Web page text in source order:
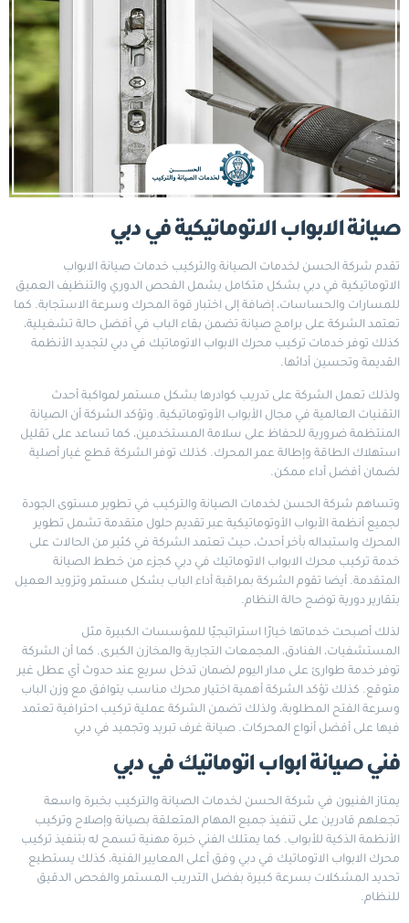
صيانة الابواب الاتوماتيكية في دبي
تقدم شركة الحسن لخدمات الصيانة والتركيب خدمات صيانة الابواب
الاتوماتيكية في دبي بشكل متكامل يشمل الفحص الدوري والتنظيف العميق
للمسارات والحساسات، إضافة إلى اختبار قوة المحرك وسرعة الاستجابة. كما
تعتمد الشركة على برامج صيانة تضمن بقاء الباب في أفضل حالة تشغيلية،
كذلك توفر خدمات تركيب محرك الابواب الاتوماتيك في دبي لتجديد الأنظمة
القديمة وتحسين أدائها.
ولذلك تعمل الشركة على تدريب كوادرها بشكل مستمر لمواكبة أحدث
التقنيات العالمية في مجال الأبواب الأوتوماتيكية. وتؤكد الشركة أن الصيانة
المنتظمة ضرورية للحفاظ على سلامة المستخدمين، كما تساعد على تقليل
استهلاك الطاقة وإطالة عمر المحرك. كذلك توفر الشركة قطع غيار أصلية
لضمان أفضل أداء ممكن.
وتساهم شركة الحسن لخدمات الصيانة والتركيب في تطوير مستوى الجودة
لجميع أنظمة الأبواب الأوتوماتيكية عبر تقديم حلول متقدمة تشمل تطوير
المحرك واستبداله بآخر أحدث، حيث تعتمد الشركة في كثير من الحالات على
خدمة تركيب محرك الابواب الاتوماتيك في دبي كجزء من خطط الصيانة
المتقدمة. أيضا تقوم الشركة بمراقبة أداء الباب بشكل مستمر وتزويد العميل
بتقارير دورية توضح حالة النظام.
لذلك أصبحت خدماتها خيارًا استراتيجيًا للمؤسسات الكبيرة مثل
المستشفيات، الفنادق، المجمعات التجارية والمخازن الكبرى. كما أن الشركة
توفر خدمة طوارئ على مدار اليوم لضمان تدخل سريع عند حدوث أي عطل غير
متوقع. كذلك تؤكد الشركة أهمية اختيار محرك مناسب يتوافق مع وزن الباب
وسرعة الفتح المطلوبة، ولذلك تضمن الشركة عملية تركيب احترافية تعتمد
فيها على أفضل أنواع المحركات. صيانة غرف تبريد وتجميد في دبي
فني صيانة ابواب اتوماتيك في دبي
يمتاز الفنيون في شركة الحسن لخدمات الصيانة والتركيب بخبرة واسعة
تجعلهم قادرين على تنفيذ جميع المهام المتعلقة بصيانة وإصلاح وتركيب
الأنظمة الذكية للأبواب. كما يمتلك الفني خبرة مهنية تسمح له بتنفيذ تركيب
محرك الابواب الاتوماتيك في دبي وفق أعلى المعايير الفنية، كذلك يستطيع
تحديد المشكلات بسرعة كبيرة بفضل التدريب المستمر والفحص الدقيق
للنظام.